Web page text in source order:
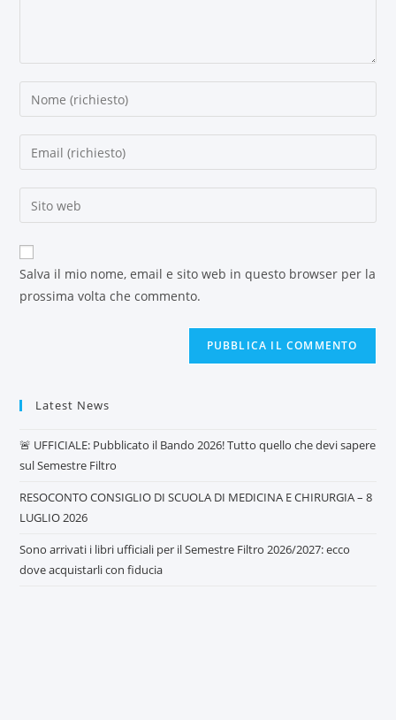
Salva il mio nome, email e sito web in questo browser per la
prossima volta che commento.
Latest News
🚨 UFFICIALE: Pubblicato il Bando 2026! Tutto quello che devi sapere
sul Semestre Filtro
RESOCONTO CONSIGLIO DI SCUOLA DI MEDICINA E CHIRURGIA – 8
LUGLIO 2026
Sono arrivati i libri ufficiali per il Semestre Filtro 2026/2027: ecco
dove acquistarli con fiducia